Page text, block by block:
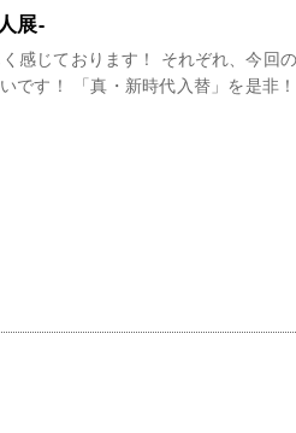
展-
感じております！ それぞれ、今回
です！ 「真・新時代入替」を是非